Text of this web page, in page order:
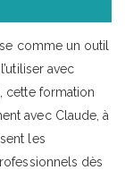
comme un outil
avec
cette formation
avec Claude, à
les
dès